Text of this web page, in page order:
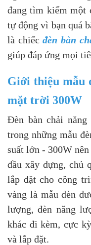
đang tìm kiếm một
tự động vì bạn quá
là chiếcđèn bàn
giúp đáp ứng mọi
Giới thiệu mẫu
mặt trời 300W
Đèn bàn chải
trong những mẫu
suất lớn - 300W
đầu xây dựng, chủ
lắp đặt cho công
vàng là mẫu đèn
lượng, đèn năng
khác đi kèm, cực
và lắp đặt.